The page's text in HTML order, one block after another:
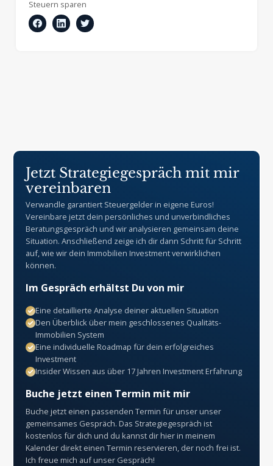
Steuern sparen
Jetzt Strategiegespräch mit mir
vereinbaren
Verwandle garantiert Steuergelder in eigene Euros!
Vereinbare jetzt dein persönliches und unverbindliches
Beratungsgespräch und wir analysieren gemeinsam deine
Situation. Anschließend zeige ich dir dann Schritt für Schritt
auf, wie wir dein Immobilien Investment verwirklichen
können.
Im Gespräch erhältst Du von mir
Eine detaillierte Analyse deiner aktuellen Situation
Den Überblick über mein geschlossenes Qualitäts-
Immobilien System
Eine individuelle Roadmap für dein erfolgreiches
Investment
Insider Wissen aus über 17 Jahren Investment Erfahrung
Buche jetzt einen Termin mit mir
Buche jetzt einen passenden Termin für unser unser
gemeinsames Gespräch. Das Strategiegespräch ist
kostenlos für dich und du kannst dir hier in meinem
Kalender direkt einen Termin reservieren, der noch frei ist.
Ich freue mich auf unser Gespräch!